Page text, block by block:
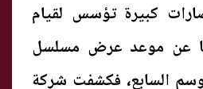
كبيرة تؤسس لقيام
أما عن موعد عرض مسلسل
السابع، فكشفت شركة